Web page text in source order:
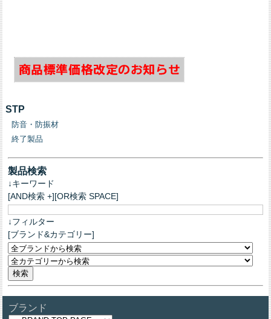
STP
防音・防振材
終了製品
製品検索
↓キーワード
[AND検索 +][OR検索 SPACE]
↓フィルター
[ブランド&カテゴリー]
ブランド